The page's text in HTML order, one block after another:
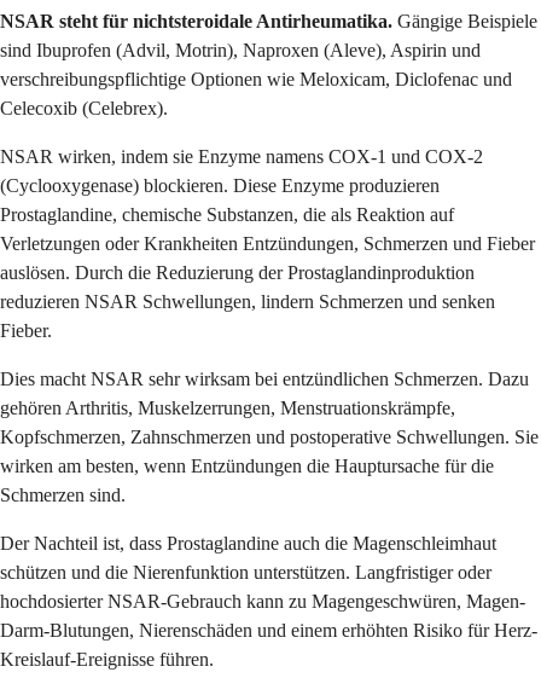
NSAR steht für nichtsteroidale Antirheumatika. Gängige Beispiele
sind Ibuprofen (Advil, Motrin), Naproxen (Aleve), Aspirin und
verschreibungspflichtige Optionen wie Meloxicam, Diclofenac und
Celecoxib (Celebrex).
NSAR wirken, indem sie Enzyme namens COX-1 und COX-2
(Cyclooxygenase) blockieren. Diese Enzyme produzieren
Prostaglandine, chemische Substanzen, die als Reaktion auf
Verletzungen oder Krankheiten Entzündungen, Schmerzen und Fieber
auslösen. Durch die Reduzierung der Prostaglandinproduktion
reduzieren NSAR Schwellungen, lindern Schmerzen und senken
Fieber.
Dies macht NSAR sehr wirksam bei entzündlichen Schmerzen. Dazu
gehören Arthritis, Muskelzerrungen, Menstruationskrämpfe,
Kopfschmerzen, Zahnschmerzen und postoperative Schwellungen. Sie
wirken am besten, wenn Entzündungen die Hauptursache für die
Schmerzen sind.
Der Nachteil ist, dass Prostaglandine auch die Magenschleimhaut
schützen und die Nierenfunktion unterstützen. Langfristiger oder
hochdosierter NSAR-Gebrauch kann zu Magengeschwüren, Magen-
Darm-Blutungen, Nierenschäden und einem erhöhten Risiko für Herz-
Kreislauf-Ereignisse führen.